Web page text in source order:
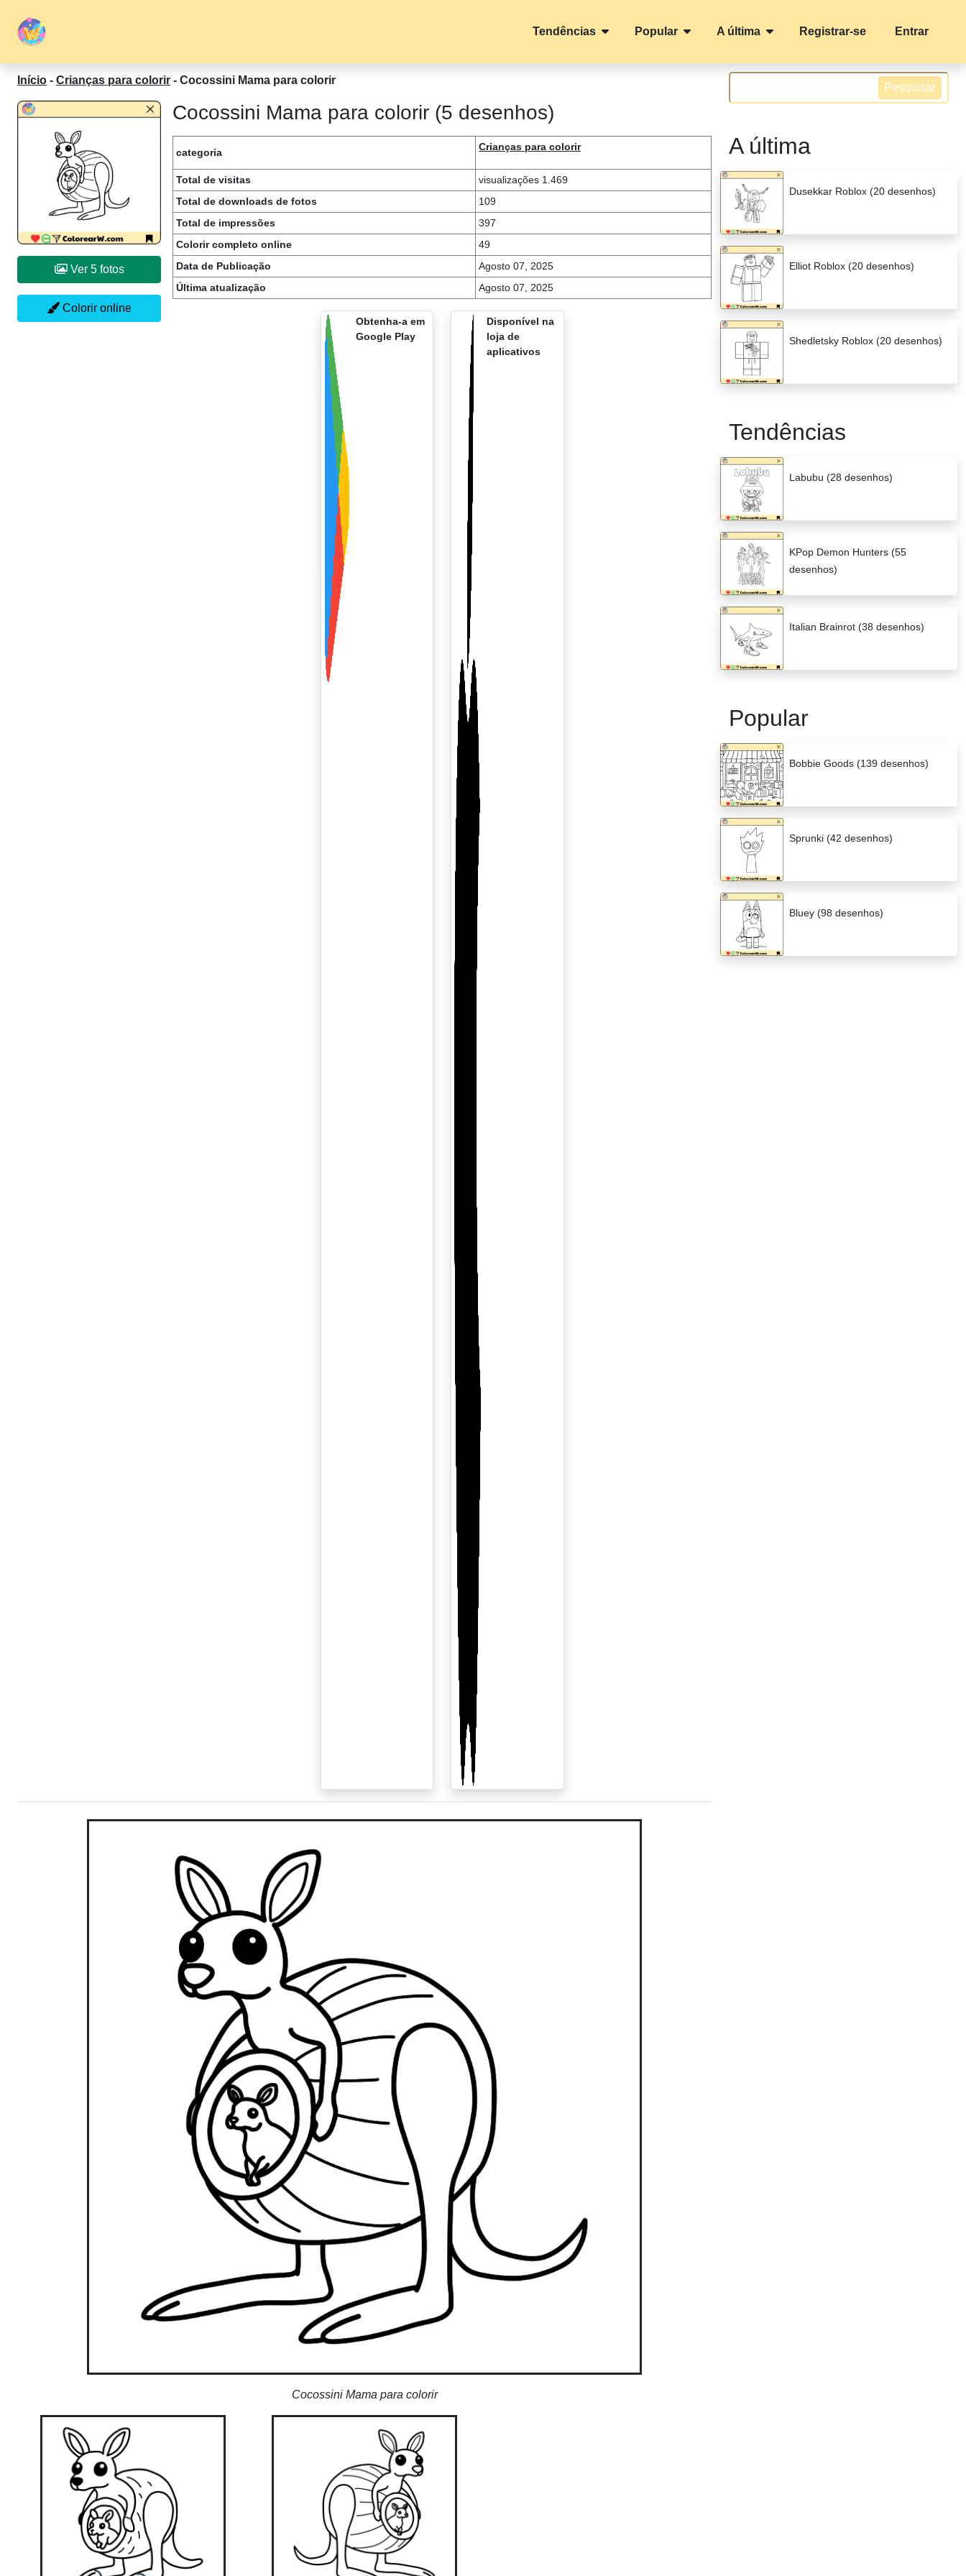
Tendências Popular A última Registrar-se Entrar
Início - Crianças para colorir - Cocossini Mama para colorir
Ver 5 fotos
Colorir online
Cocossini Mama para colorir (5 desenhos)
categoria Crianças para colorir
Total de visitas
visualizações 1.469
Total de downloads de fotos
109
Total de impressões
397
Colorir completo online
49
Data de Publicação
Agosto 07, 2025
Última atualização
Agosto 07, 2025
Obtenha-a em
Google Play
Disponível na
loja de
aplicativos
Cocossini Mama para colorir
Pesquisar
A última
Dusekkar Roblox (20 desenhos)
Elliot Roblox (20 desenhos)
Shedletsky Roblox (20 desenhos)
Tendências
Labubu (28 desenhos)
KPop Demon Hunters (55
desenhos)
Italian Brainrot (38 desenhos)
Popular
Bobbie Goods (139 desenhos)
Sprunki (42 desenhos)
Bluey (98 desenhos)